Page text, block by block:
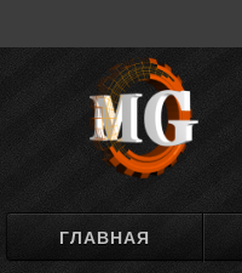
ГЛАВНАЯ